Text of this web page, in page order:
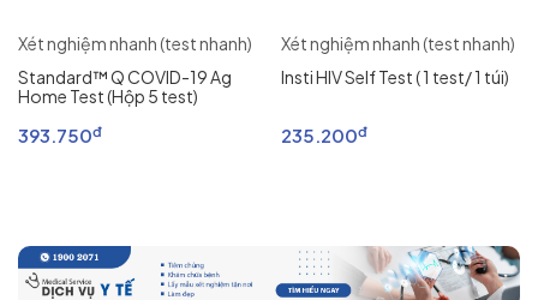
Xét nghiệm nhanh (test nhanh)
Standard™ Q COVID-19 Ag
Home Test (Hộp 5 test)
393.750đ
Xét nghiệm nhanh (test nhanh)
Insti HIV Self Test ( 1 test/ 1 túi)
235.200đ